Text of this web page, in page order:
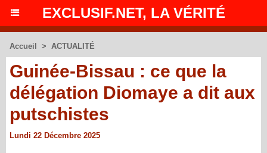
EXCLUSIF.NET, LA VÉRITÉ
Accueil > ACTUALITÉ
Guinée-Bissau : ce que la
délégation Diomaye a dit aux
putschistes
Lundi 22 Décembre 2025